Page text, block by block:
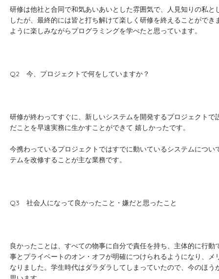
研修は他社と合同で和気あいあいとした雰囲気で、人見知りの私と
したが、最終的には皆と打ち解けて楽しく研修を終えることがで
ように楽しみながらプログラミングを学べたと思っています。
Q2 今、プロジェクトで何をしていますか？
研修が終わってすぐに、新しいシステムを開発するプロジェクトで
だことを早速実務に生かすことができて 嬉しかったです。
今携わっているプロジェクトではすでに動いているシステムについ
テムを改修することが主な業務です。
Q3 社会人になって良かったこと・嫌だと思ったこと
良かったことは、すべての物事に自分で責任を持ち、主体的に行
事とプライベートのオン・オフが明確につけられるようになり、メ
なりました。学生時代はダラダラしてしまっていたので、今のほ